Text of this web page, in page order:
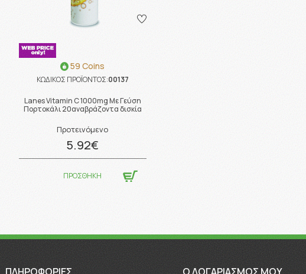
59 Coins
ΚΩΔΙΚΟΣ ΠΡΟΪΟΝΤΟΣ:00137
Lanes Vitamin C 1000mg Με Γεύση
Πορτοκάλι 20αναβράζοντα δισκία
Προτεινόμενο
5.92€
ΠΡΟΣΘΗΚΗ